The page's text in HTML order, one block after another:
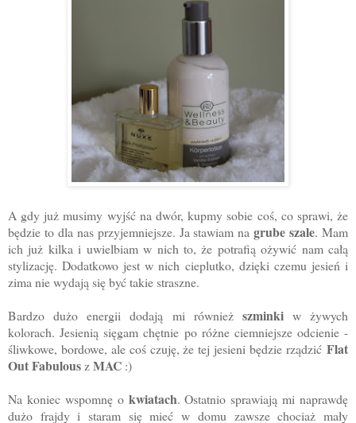
A gdy już musimy wyjść na dwór, kupmy sobie coś, co sprawi, że
będzie to dla nas przyjemniejsze. Ja stawiam nagrube szale. Mam
ich już kilka i uwielbiam w nich to, że potrafią ożywić nam całą
stylizację. Dodatkowo jest w nich cieplutko, dzięki czemu jesień i
zima nie wydają się być takie straszne.
Bardzo dużo energii dodają mi również szminki w żywych
kolorach. Jesienią sięgam chętnie po różne ciemniejsze odcienie -
śliwkowe, bordowe, ale coś czuję, że tej jesieni będzie rządzić Flat
Out Fabulous zMAC :)
Na koniec wspomnę o kwiatach. Ostatnio sprawiają mi naprawdę
dużo frajdy i staram się mieć w domu zawsze chociaż mały